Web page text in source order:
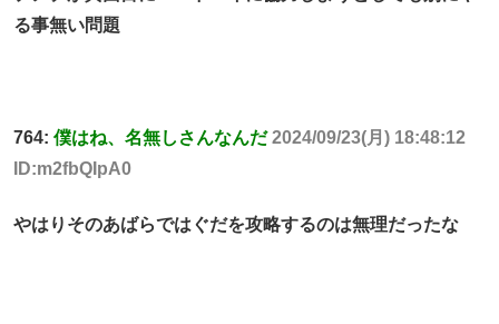
る事無い問題
764: 僕はね、名無しさんなんだ 2024/09/23(月) 18:48:12
ID:m2fbQIpA0
やはりそのあばらではぐだを攻略するのは無理だったな